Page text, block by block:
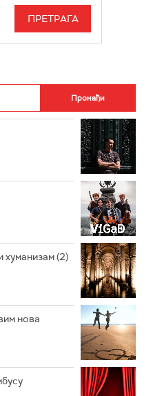
РАДИО БЕОГРАД 3
РАДИО РОКЕНРОЛЕР
ИНФО
хуманизам (2)
нова